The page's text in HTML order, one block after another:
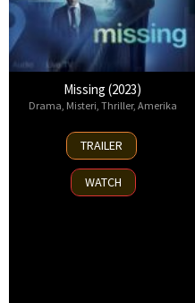
Missing (2023)
Drama, Misteri, Thriller, Amerika
19
Jan
2023
TRAILER
WATCH